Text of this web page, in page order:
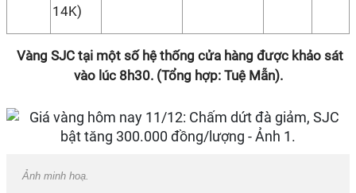
14K)
Vàng SJC tại một số hệ thống cửa hàng được khảo sát
vào lúc 8h30. (Tổng hợp: Tuệ Mẫn).
Ảnh minh hoạ.